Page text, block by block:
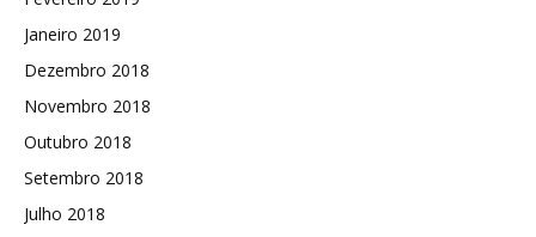
Janeiro 2019
Dezembro 2018
Novembro 2018
Outubro 2018
Setembro 2018
Julho 2018